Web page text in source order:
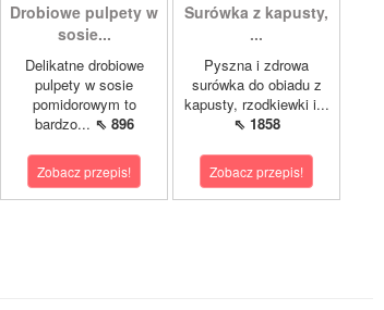
Drobiowe pulpety w
sosie...
Delikatne drobiowe
pulpety w sosie
pomidorowym to
bardzo... ⇖ 896
Zobacz przepis!
Surówka z kapusty,
...
Pyszna i zdrowa
surówka do obiadu z
kapusty, rzodkiewki i...
⇖ 1858
Zobacz przepis!